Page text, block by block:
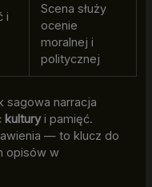
i
Scena służy
ocenie
moralnej i
politycznej
sagowa narracja
kulturyi pamięć.
— to klucz do
opisów w